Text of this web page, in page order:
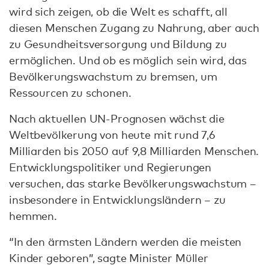
wird sich zeigen, ob die Welt es schafft, all
diesen Menschen Zugang zu Nahrung, aber auch
zu Gesundheitsversorgung und Bildung zu
ermöglichen. Und ob es möglich sein wird, das
Bevölkerungswachstum zu bremsen, um
Ressourcen zu schonen.
Nach aktuellen UN-Prognosen wächst die
Weltbevölkerung von heute mit rund 7,6
Milliarden bis 2050 auf 9,8 Milliarden Menschen.
Entwicklungspolitiker und Regierungen
versuchen, das starke Bevölkerungswachstum –
insbesondere in Entwicklungsländern – zu
hemmen.
“In den ärmsten Ländern werden die meisten
Kinder geboren”, sagte Minister Müller